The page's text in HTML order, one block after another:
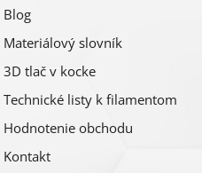
Blog
Materiálový slovník
3D tlač v kocke
Technické listy k filamentom
Hodnotenie obchodu
Kontakt